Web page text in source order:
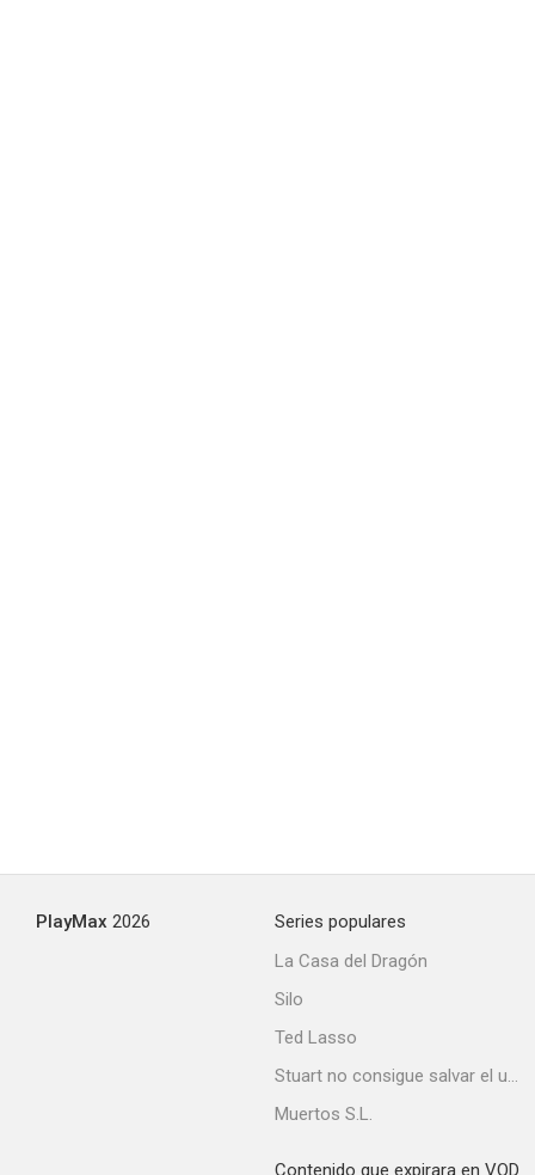
PlayMax 2026
Series populares
La Casa del Dragón
Silo
Ted Lasso
Stuart no consigue salvar el universo
Muertos S.L.
Contenido que expirara en VOD